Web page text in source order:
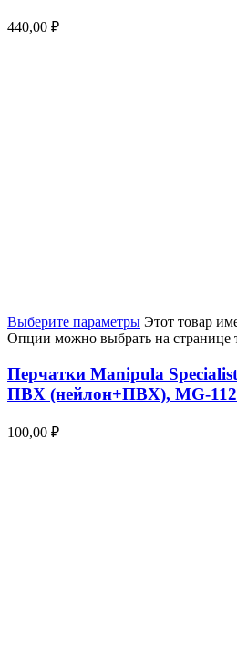
440,00 ₽
Выберите параметры Этот товар
Опции можно выбрать на странице
Перчатки Manipula
ПВХ (нейлон+ПВХ), MG-112
100,00 ₽